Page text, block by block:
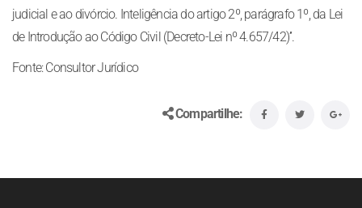
judicial e ao divórcio. Inteligência do artigo 2º, parágrafo 1º, da Lei
de Introdução ao Código Civil (Decreto-Lei nº 4.657/42)’’.
Fonte: Consultor Jurídico
Compartilhe: